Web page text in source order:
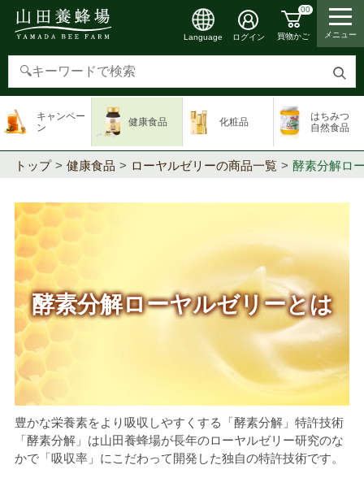
検
す
Language ログイン
00
買物かご メニュー
キャンペー
ン
健康食品 化粧品
はちみつ
自然食品
トップ 健康食品 ローヤルゼリーの商品一覧 酵素分解ロ
酵素分解ローヤルゼリーとは
豊かな栄養素をより吸収しやすくする「酵素分解」特許技術
「酵素分解」は山田養蜂場が長年のローヤルゼリー研究のな
かで「吸収率」にこだわって開発した独自の特許技術です。